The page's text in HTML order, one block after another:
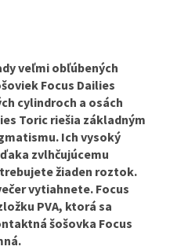
veľmi obľúbených
Focus Dailies
cylindroch a osách
Toric riešia základným
Ich vysoký
zvlhčujúcemu
žiaden roztok.
vytiahnete. Focus
PVA, ktorá sa
šošovka Focus